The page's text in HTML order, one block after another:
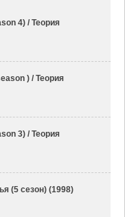
4) / Теория
) / Теория
3) / Теория
(5 сезон) (1998)